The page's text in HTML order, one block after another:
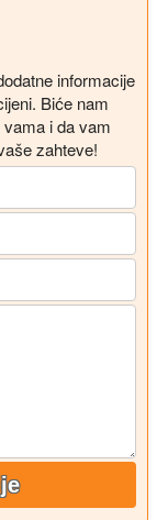
informacije
Biće nam
i da vam
zahteve!